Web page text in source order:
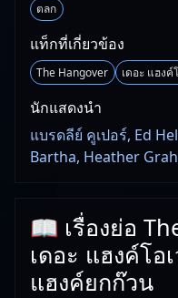
ตลก
แท็กที่เกี่ยวข้อง
The Hangover เดอะ แฮงค์
นักแสดงนำ
แบรดลีย์ คูเปอร์, Ed
Bartha, Heather
📖 เรื่องย่อ
เดอะ แฮงค์โอ
แฮงค์ยกก๊วน